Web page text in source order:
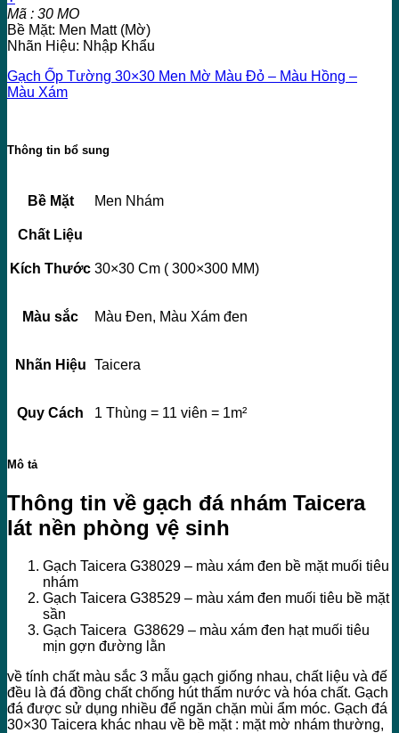
Mã : 30 MO
Bề Mặt: Men Matt (Mờ)
Nhãn Hiệu: Nhập Khẩu
Gạch Ốp Tường 30×30 Men Mờ Màu Đỏ – Màu Hồng –
Màu Xám
Thông tin bổ sung
Bề Mặt Men Nhám
Chất Liệu
Kích Thước 30×30 Cm ( 300×300 MM)
Màu sắc Màu Đen, Màu Xám đen
Nhãn Hiệu Taicera
Quy Cách 1 Thùng = 11 viên = 1m²
Mô tả
Thông tin về gạch đá nhám Taicera
lát nền phòng vệ sinh
Gạch Taicera G38029 – màu xám đen bề mặt muối tiêu
nhám
Gạch Taicera G38529 – màu xám đen muối tiêu bề mặt
sần
Gạch Taicera G38629 – màu xám đen hạt muối tiêu
mịn gợn đường lằn
về tính chất màu sắc 3 mẫu gạch giống nhau, chất liệu và đế
đều là đá đồng chất chống hút thấm nước và hóa chất. Gạch
đá được sử dụng nhiều để ngăn chặn mùi ẩm móc. Gạch đá
30×30 Taicera khác nhau về bề mặt : mặt mờ nhám thường,